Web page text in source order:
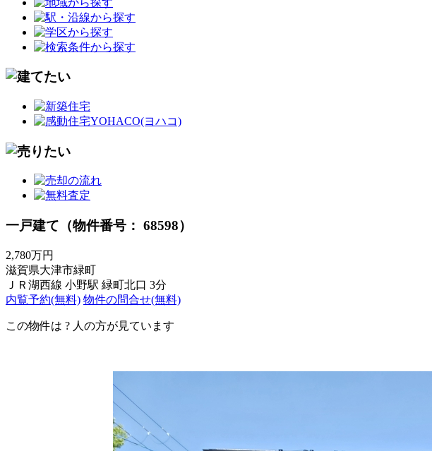
一戸建て（物件番号： 68598）
2,780万円
滋賀県大津市緑町
ＪＲ湖西線 小野駅 緑町北口 3分
内覧予約(無料) 物件の問合せ(無料)
この物件は ? 人の方が見ています